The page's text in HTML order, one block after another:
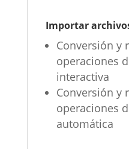
Importar
Conversión y
operaciones
interactiva
Conversión y
operaciones
automática